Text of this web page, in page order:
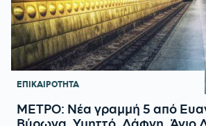
ΕΠΙΚΑΙΡΟΤΗΤΑ
ΜΕΤΡΟ: Νέα γραμμή 5 από